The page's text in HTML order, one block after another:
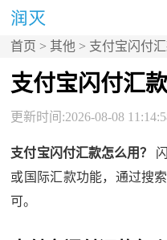
首页 > 其他 > 支付宝闪付
支付宝闪付汇
更新时间:2026-08-08
支付宝闪付汇款怎么用？
或国际汇款功能，通过搜
可。